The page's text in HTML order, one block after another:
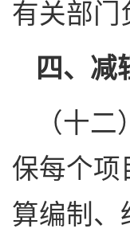
有关部门
四、减
（十
保每个项
算编制、